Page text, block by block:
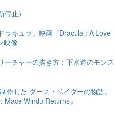
止）
ラキュラ。映画『Dracula : A Love
映像
ーチャーの描き方：下水道のモンス
作した ダース・ベイダーの物語。
Mace Windu Returns』